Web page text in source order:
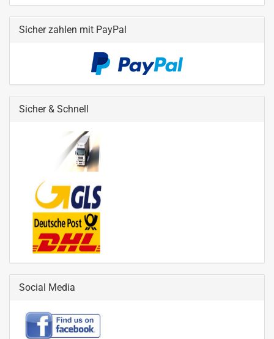
Sicher zahlen mit PayPal
Sicher & Schnell
Social Media